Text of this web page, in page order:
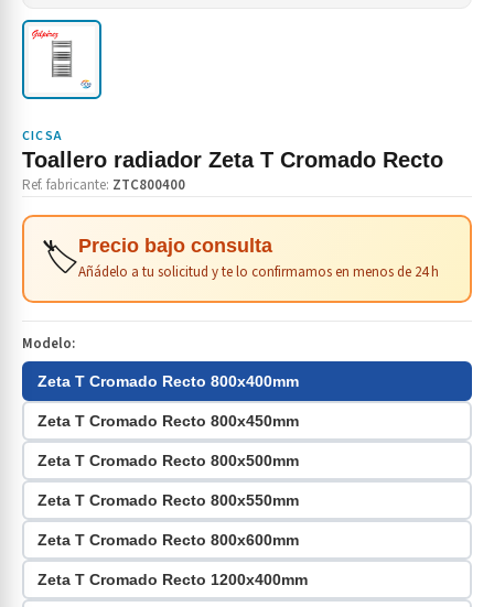
CICSA
Toallero radiador Zeta T Cromado Recto
Ref. fabricante: ZTC800400
🏷️Precio bajo consulta
Añádelo a tu solicitud y te lo confirmamos en menos de 24 h
Modelo:
Zeta T Cromado Recto 800x400mm
Zeta T Cromado Recto 800x450mm
Zeta T Cromado Recto 800x500mm
Zeta T Cromado Recto 800x550mm
Zeta T Cromado Recto 800x600mm
Zeta T Cromado Recto 1200x400mm